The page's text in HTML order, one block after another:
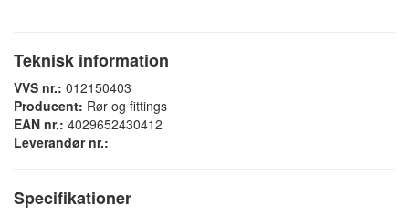
Teknisk information
VVS nr.: 012150403
Producent: Rør og fittings
EAN nr.: 4029652430412
Leverandør nr.:
Specifikationer